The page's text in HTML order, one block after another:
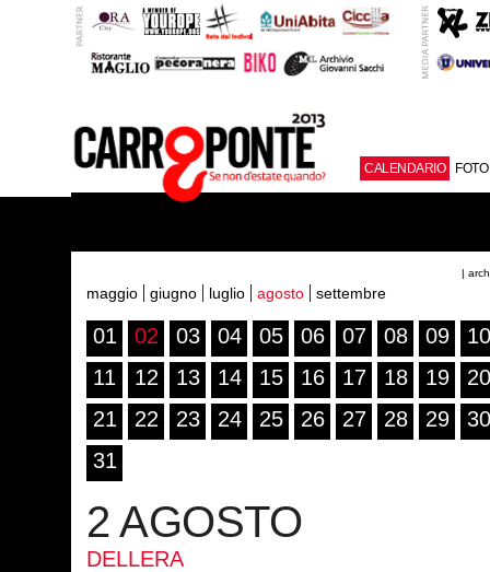
CALENDARIO FOTO
|
maggio giugno luglio agosto settembre
01 02 03 04 05 06 07 08 09
10
11
12 13 14 15 16 17 18 19
20
21
22 23 24 25 26 27 28 29
30
31
2 AGOSTO
DELLERA